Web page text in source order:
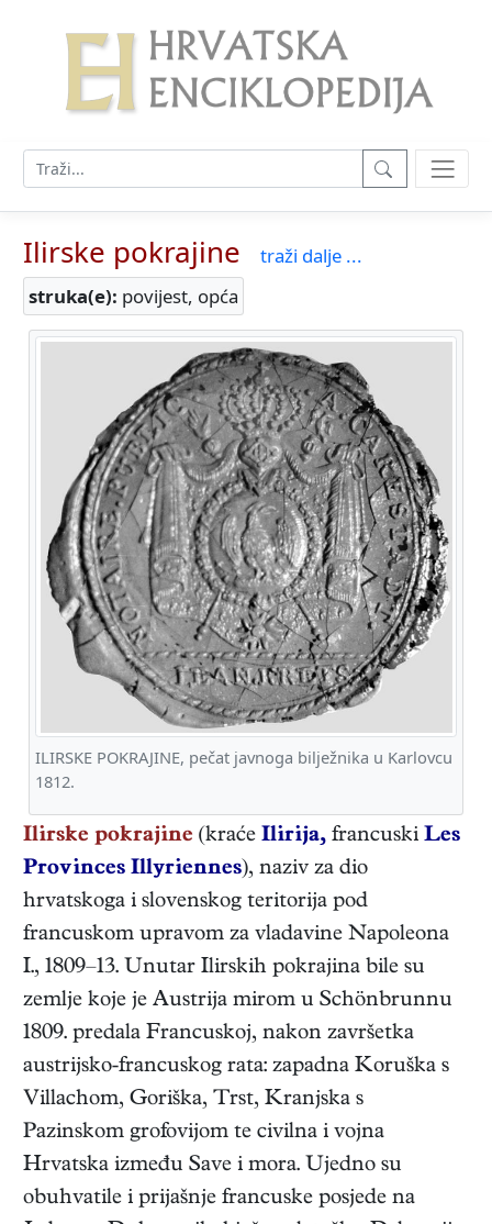
Ilirske pokrajine
traži dalje ...
struka(e): povijest, opća
ILIRSKE POKRAJINE, pečat javnoga bilježnika u Karlovcu
1812.
Ilirske pokrajine (kraće Ilirija, francuski Les
Provinces Illyriennes), naziv za dio
hrvatskoga i slovenskog teritorija pod
francuskom upravom za vladavine Napoleona
I., 1809–13. Unutar Ilirskih pokrajina bile su
zemlje koje je Austrija mirom u Schönbrunnu
1809. predala Francuskoj, nakon završetka
austrijsko-francuskog rata: zapadna Koruška s
Villachom, Goriška, Trst, Kranjska s
Pazinskom grofovijom te civilna i vojna
Hrvatska između Save i mora. Ujedno su
obuhvatile i prijašnje francuske posjede na